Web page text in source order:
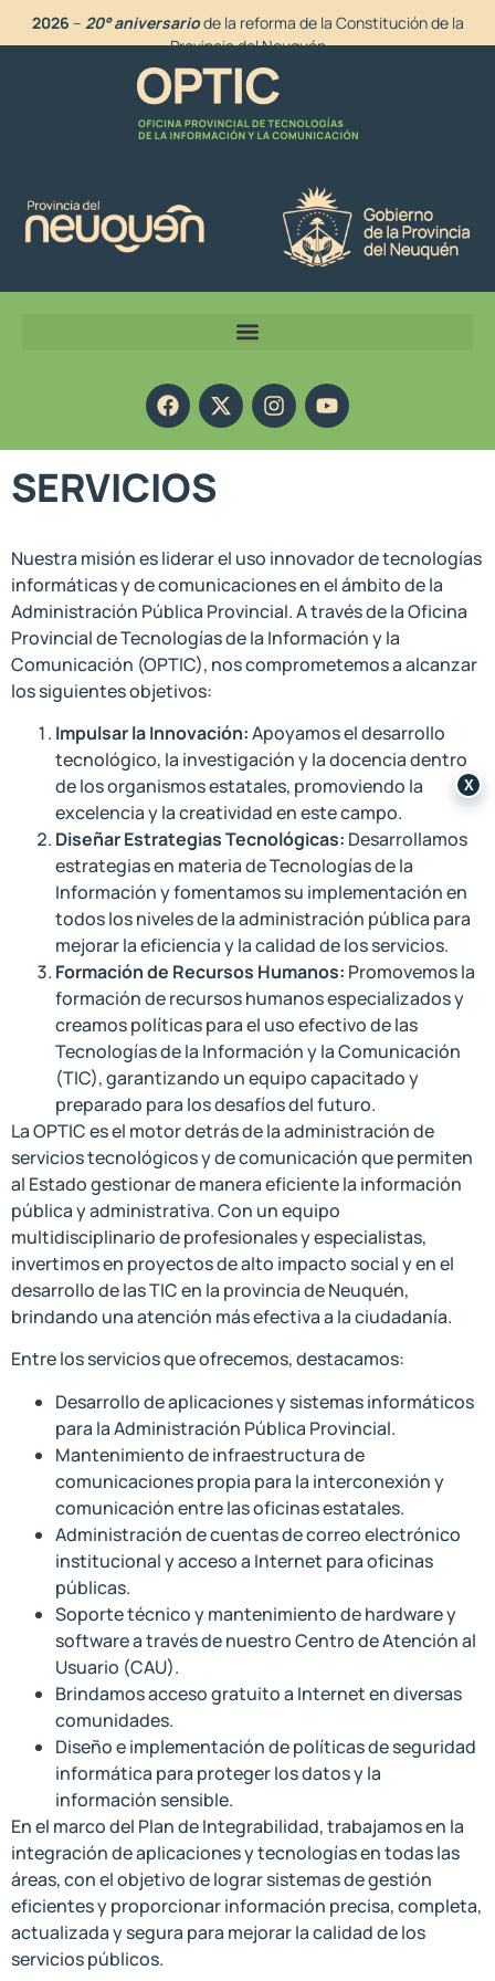
2026 – 20° aniversariode la reforma de la Constitución de la
Provincia del Neuquén
SERVICIOS
Nuestra misión es liderar el uso innovador de tecnologías
informáticas y de comunicaciones en el ámbito de la
Administración Pública Provincial. A través de la Oficina
Provincial de Tecnologías de la Información y la
Comunicación (OPTIC), nos comprometemos a alcanzar
los siguientes objetivos:
Impulsar la Innovación:Apoyamos el desarrollo
tecnológico, la investigación y la docencia dentro
de los organismos estatales, promoviendo la
excelencia y la creatividad en este campo.
Diseñar Estrategias Tecnológicas: Desarrollamos
estrategias en materia de Tecnologías de la
Información y fomentamos su implementación en
todos los niveles de la administración pública para
mejorar la eficiencia y la calidad de los servicios.
Formación de Recursos Humanos: Promovemos la
formación de recursos humanos especializados y
creamos políticas para el uso efectivo de las
Tecnologías de la Información y la Comunicación
(TIC), garantizando un equipo capacitado y
preparado para los desafíos del futuro.
La OPTIC es el motor detrás de la administración de
servicios tecnológicos y de comunicación que permiten
al Estado gestionar de manera eficiente la información
pública y administrativa. Con un equipo
multidisciplinario de profesionales y especialistas,
invertimos en proyectos de alto impacto social y en el
desarrollo de las TIC en la provincia de Neuquén,
brindando una atención más efectiva a la ciudadanía.
Entre los servicios que ofrecemos, destacamos:
Desarrollo de aplicaciones y sistemas informáticos
para la Administración Pública Provincial.
Mantenimiento de infraestructura de
comunicaciones propia para la interconexión y
comunicación entre las oficinas estatales.
Administración de cuentas de correo electrónico
institucional y acceso a Internet para oficinas
públicas.
Soporte técnico y mantenimiento de hardware y
software a través de nuestro Centro de Atención al
Usuario (CAU).
Brindamos acceso gratuito a Internet en diversas
comunidades.
Diseño e implementación de políticas de seguridad
informática para proteger los datos y la
información sensible.
En el marco del Plan de Integrabilidad, trabajamos en la
integración de aplicaciones y tecnologías en todas las
áreas, con el objetivo de lograr sistemas de gestión
eficientes y proporcionar información precisa, completa,
actualizada y segura para mejorar la calidad de los
servicios públicos.
X